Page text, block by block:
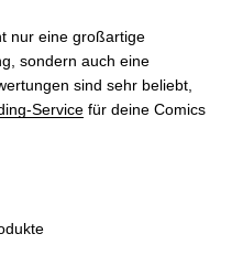
nur eine großartige
sondern auch eine
sind sehr beliebt,
Service für deine Comics